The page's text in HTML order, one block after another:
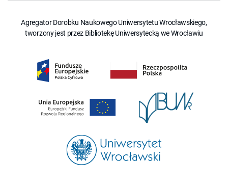
Agregator Dorobku Naukowego Uniwersytetu Wrocławskiego,
tworzony jest przez Bibliotekę Uniwersytecką we Wrocławiu